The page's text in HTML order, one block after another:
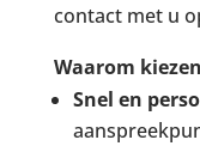
contact met u
Waarom
Snel en